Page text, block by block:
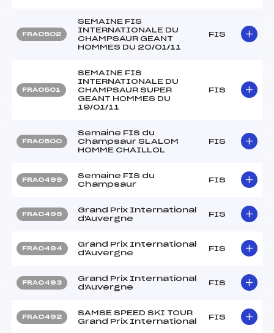
FRA0502
SEMAINE FIS
INTERNATIONALE DU
CHAMPSAUR GEANT
HOMMES DU 20/01/11
FIS
FRA0501
SEMAINE FIS
INTERNATIONALE DU
CHAMPSAUR SUPER
GEANT HOMMES DU
19/01/11
FIS
FRA0500
Semaine FIS du
Champsaur SLALOM
HOMME CHAILLOL
FIS
FRA0499
Semaine FIS du
Champsaur
FIS
FRA0496
Grand Prix International
d'Auvergne
FIS
FRA0494
Grand Prix International
d'Auvergne
FIS
FRA0493
Grand Prix International
d'Auvergne
FIS
FRA0492
SAMSE SPEED SKI TOUR
Grand Prix International
FIS